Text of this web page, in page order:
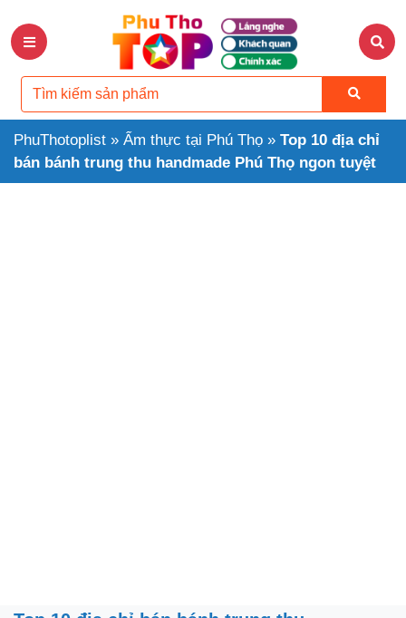
PhuThotoplist » Ẩm thực tại Phú Thọ » Top 10 địa chỉ
bán bánh trung thu handmade Phú Thọ ngon tuyệt